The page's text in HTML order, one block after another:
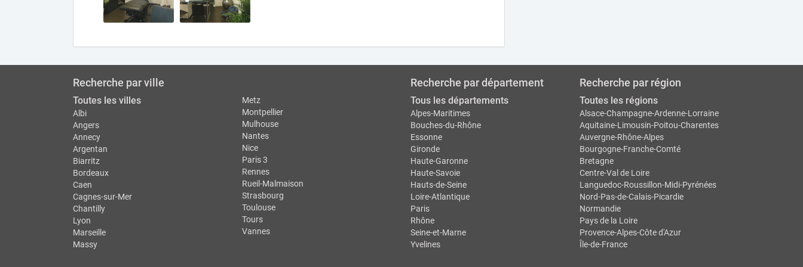
Recherche par ville
Toutes les villes
Albi
Angers
Annecy
Argentan
Biarritz
Bordeaux
Caen
Cagnes-sur-Mer
Chantilly
Lyon
Marseille
Massy
Metz
Montpellier
Mulhouse
Nantes
Nice
Paris 3
Rennes
Rueil-Malmaison
Strasbourg
Toulouse
Tours
Vannes
Recherche par département
Tous les départements
Alpes-Maritimes
Bouches-du-Rhône
Essonne
Gironde
Haute-Garonne
Haute-Savoie
Hauts-de-Seine
Loire-Atlantique
Paris
Rhône
Seine-et-Marne
Yvelines
Recherche par région
Toutes les régions
Alsace-Champagne-Ardenne-Lorraine
Aquitaine-Limousin-Poitou-Charentes
Auvergne-Rhône-Alpes
Bourgogne-Franche-Comté
Bretagne
Centre-Val de Loire
Languedoc-Roussillon-Midi-Pyrénées
Nord-Pas-de-Calais-Picardie
Normandie
Pays de la Loire
Provence-Alpes-Côte d'Azur
Île-de-France